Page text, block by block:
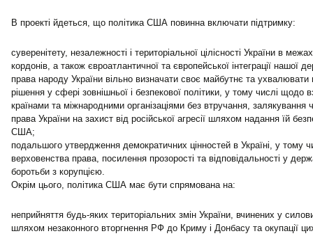
В проекті йдеться, що політика США повинна включати підтримку:
суверенітету, незалежності і територіальної цілісності України в
кордонів, а також євроатлантичної та європейської інтеграції нашої
права народу України вільно визначати своє майбутнє та ухвалювати
рішення у сфері зовнішньої і безпекової політики, у тому числі щодо
країнами та міжнародними організаціями без втручання, залякування
права України на захист від російської агресії шляхом надання їй
США;
подальшого утвердження демократичних цінностей в Україні, у тому
верховенства права, посилення прозорості та відповідальності у
боротьби з корупцією.
Окрім цього, політика США має бути спрямована на:
неприйняття будь-яких територіальних змін України, вчинених у
шляхом незаконного вторгнення РФ до Криму і Донбасу та окупації